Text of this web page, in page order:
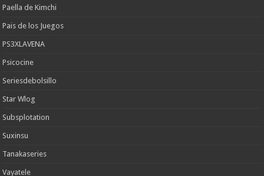
Paella de Kimchi
Pais de los Juegos
PS3XLAVENA
Psicocine
Seriesdebolsillo
Star Wlog
Subsplotation
Suxinsu
Tanakaseries
Vayatele